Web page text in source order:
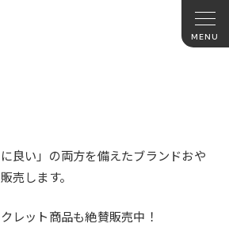
良い」 の両方を備えたブランドおや
売します。
レット商品も絶賛販売中！